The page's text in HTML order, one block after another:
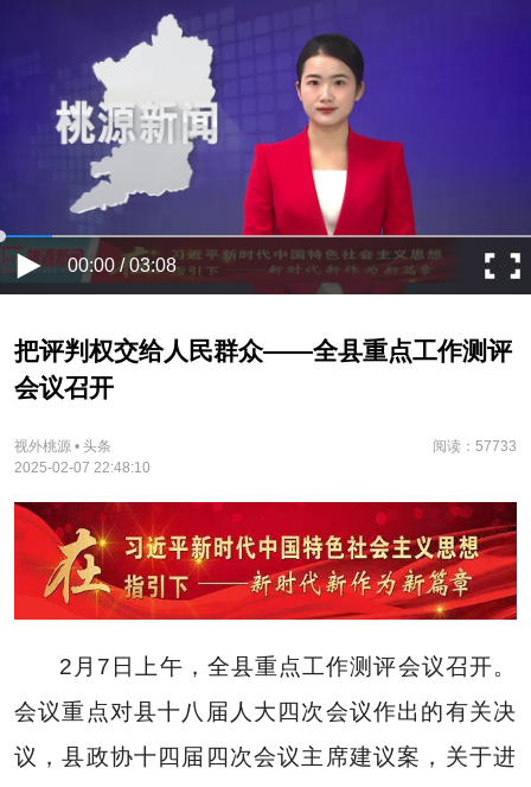
00:00 / 03:08
把评判权交给人民群众——全县重点工作测评
会议召开
视外桃源 • 头条
阅读：57733
2025-02-07 22:48:10
2月7日上午， 全县重点工作测评会议召开。
会议重点对县十八届人大四次会议作出的有关决
议，县政协十四届四次会议主席建议案，关于进